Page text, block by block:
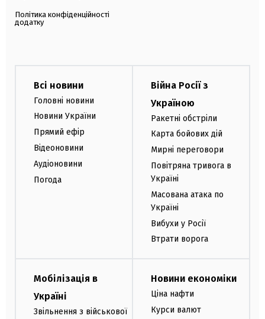
Політика конфіденційності
додатку
Всі новини
Головні новини
Новини України
Прямий ефір
Відеоновини
Аудіоновини
Погода
Війна Росії з
Україною
Ракетні обстріли
Карта бойових дій
Мирні переговори
Повітряна тривога в
Україні
Масована атака по
Україні
Вибухи у Росії
Втрати ворога
Мобілізація в
Україні
Звільнення з військової
Новини економіки
Ціна нафти
Курси валют